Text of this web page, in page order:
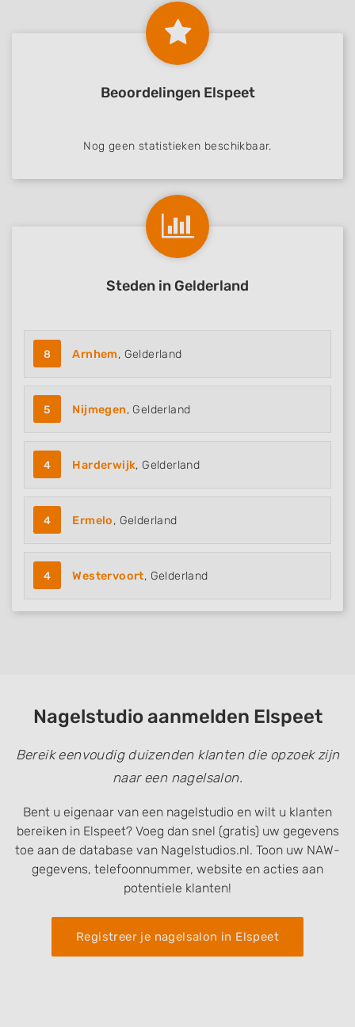
Beoordelingen Elspeet
Nog geen statistieken beschikbaar.
Steden in Gelderland
8 Arnhem, Gelderland
5 Nijmegen, Gelderland
4 Harderwijk, Gelderland
4 Ermelo, Gelderland
4 Westervoort, Gelderland
Nagelstudio aanmelden Elspeet
Bereik eenvoudig duizenden klanten die opzoek zijn
naar een nagelsalon.
Bent u eigenaar van een nagelstudio en wilt u klanten
bereiken in Elspeet? Voeg dan snel (gratis) uw gegevens
toe aan de database van Nagelstudios.nl. Toon uw NAW-
gegevens, telefoonnummer, website en acties aan
potentiele klanten!
Registreer je nagelsalon in Elspeet